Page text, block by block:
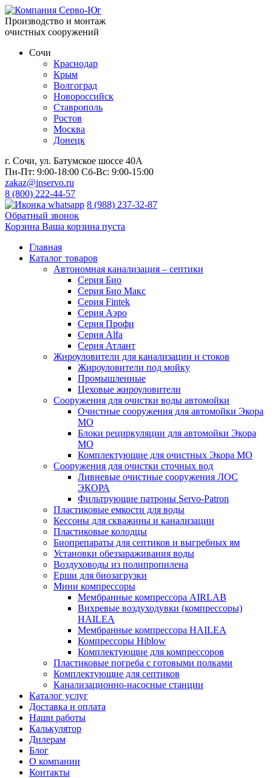
Производство и монтаж
очистных сооружений
Сочи
Краснодар
Крым
Волгоград
Новороссийск
Ставрополь
Ростов
Москва
Донецк
г. Сочи, ул. Батумское шоссе 40А
Пн-Пт: 9:00-18:00 Сб-Вс: 9:00-15:00
zakaz@inservo.ru
8 (800) 222-44-57
8 (988) 237-32-87
Обратный звонок
Корзина Ваша корзина пуста
Главная
Каталог товаров
Автономная канализация – септики
Серия Био
Серия Био Макс
Серия Fintek
Серия Аэро
Серия Профи
Серия Alfa
Серия Атлант
Жироуловители для канализации и стоков
Жироуловители под мойку
Промышленные
Цеховые жироуловители
Сооружения для очистки воды автомойки
Очистные сооружения для автомойки Экора
МО
Блоки рециркуляции для автомойки Экора
МО
Комплектующие для очистных Экора МО
Сооружения для очистки сточных вод
Ливневые очистные сооружения ЛОС
ЭКОРА
Фильтрующие патроны Servo-Patron
Пластиковые емкости для воды
Кессоны для скважины и канализации
Пластиковые колодцы
Биопрепараты для септиков и выгребных ям
Установки обеззараживания воды
Воздуховоды из полипропилена
Ерши для биозагрузки
Мини компрессоры
Мембранные компрессора AIRLAB
Вихревые воздуходувки (компрессоры)
HAILEA
Мембранные компрессора HAILEA
Компрессоры Hiblow
Комплектующие для компрессоров
Пластиковые погреба с готовыми полками
Комплектующие для септиков
Канализационно-насосные станции
Каталог услуг
Доставка и оплата
Наши работы
Калькулятор
Дилерам
Блог
О компании
Контакты